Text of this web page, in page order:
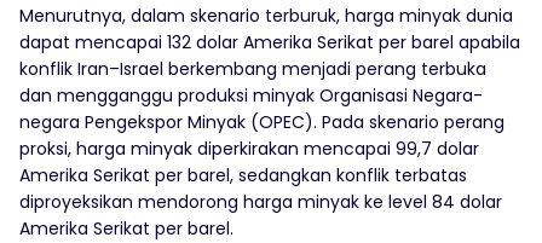
Menurutnya, dalam skenario terburuk, harga minyak dunia
dapat mencapai 132 dolar Amerika Serikat per barel apabila
konflik Iran–Israel berkembang menjadi perang terbuka
dan mengganggu produksi minyak Organisasi Negara-
negara Pengekspor Minyak (OPEC). Pada skenario perang
proksi, harga minyak diperkirakan mencapai 99,7 dolar
Amerika Serikat per barel, sedangkan konflik terbatas
diproyeksikan mendorong harga minyak ke level 84 dolar
Amerika Serikat per barel.